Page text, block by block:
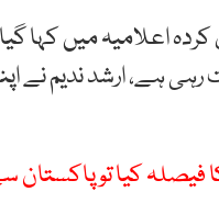
اعلامیہ میں کہا
ہے، ارشد ندیم نے
فیصلہ کیا تو